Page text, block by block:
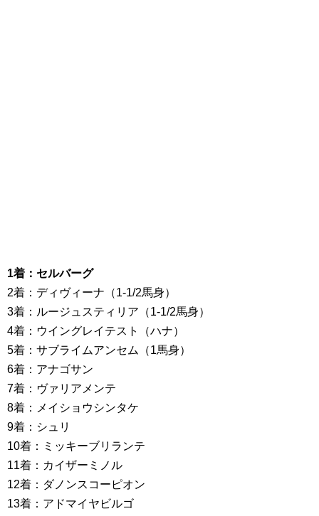
1着：セルバーグ
2着：ディヴィーナ（1-1/2馬身）
3着：ルージュスティリア（1-1/2馬身）
4着：ウイングレイテスト（ハナ）
5着：サブライムアンセム（1馬身）
6着：アナゴサン
7着：ヴァリアメンテ
8着：メイショウシンタケ
9着：シュリ
10着：ミッキーブリランテ
11着：カイザーミノル
12着：ダノンスコーピオン
13着：アドマイヤビルゴ